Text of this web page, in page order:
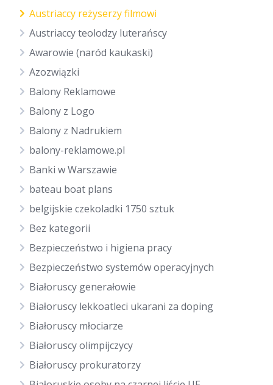
Austriaccy reżyserzy filmowi
Austriaccy teolodzy luterańscy
Awarowie (naród kaukaski)
Azozwiązki
Balony Reklamowe
Balony z Logo
Balony z Nadrukiem
balony-reklamowe.pl
Banki w Warszawie
bateau boat plans
belgijskie czekoladki 1750 sztuk
Bez kategorii
Bezpieczeństwo i higiena pracy
Bezpieczeństwo systemów operacyjnych
Białoruscy generałowie
Białoruscy lekkoatleci ukarani za doping
Białoruscy młociarze
Białoruscy olimpijczycy
Białoruscy prokuratorzy